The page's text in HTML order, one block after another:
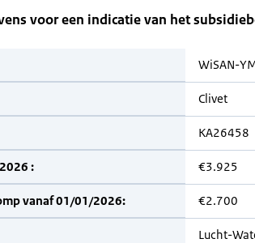
voor een indicatie van het
WiSAN-
Clivet
KA26458
: €3.925
vanaf 01/01/2026: €2.700
Lucht-